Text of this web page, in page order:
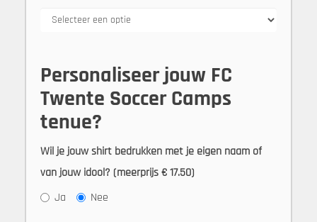
Personaliseer jouw FC
Twente Soccer Camps
tenue?
Wil je jouw shirt bedrukken met je eigen naam of
van jouw idool? (meerprijs € 17.50)
Ja
Nee